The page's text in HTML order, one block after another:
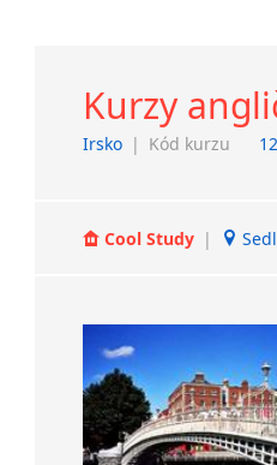
Kurzy
Irsko | Kód kurzu
Cool Study |